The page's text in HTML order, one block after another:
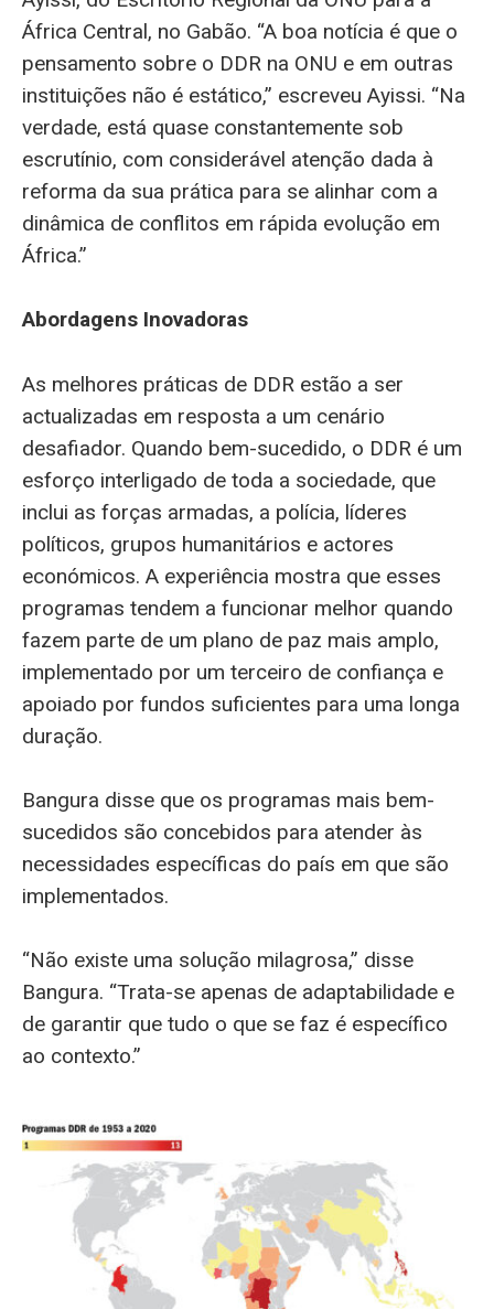
África Central, no Gabão. “A boa notícia é que o
pensamento sobre o DDR na ONU e em outras
instituições não é estático,” escreveu Ayissi. “Na
verdade, está quase constantemente sob
escrutínio, com considerável atenção dada à
reforma da sua prática para se alinhar com a
dinâmica de conflitos em rápida evolução em
África.”
Abordagens Inovadoras
As melhores práticas de DDR estão a ser
actualizadas em resposta a um cenário
desafiador. Quando bem-sucedido, o DDR é um
esforço interligado de toda a sociedade, que
inclui as forças armadas, a polícia, líderes
políticos, grupos humanitários e actores
económicos. A experiência mostra que esses
programas tendem a funcionar melhor quando
fazem parte de um plano de paz mais amplo,
implementado por um terceiro de confiança e
apoiado por fundos suficientes para uma longa
duração.
Bangura disse que os programas mais bem-
sucedidos são concebidos para atender às
necessidades específicas do país em que são
implementados.
“Não existe uma solução milagrosa,” disse
Bangura. “Trata-se apenas de adaptabilidade e
de garantir que tudo o que se faz é específico
ao contexto.”